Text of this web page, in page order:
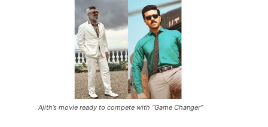
Ajith’s movie ready to compete with “Game Changer”